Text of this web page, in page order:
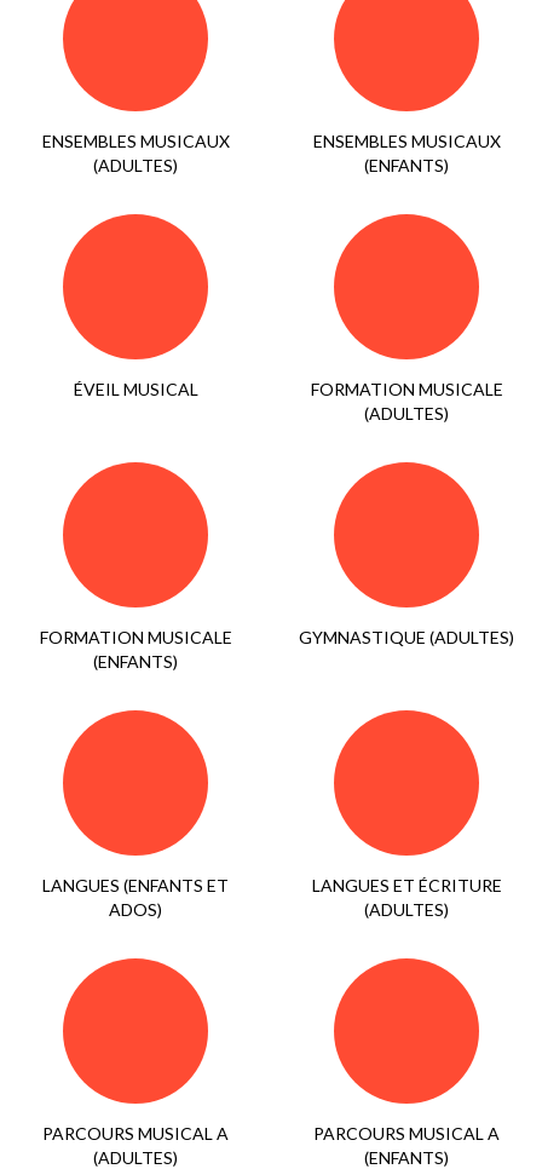
ENSEMBLES MUSICAUX
(ADULTES)
ENSEMBLES MUSICAUX
(ENFANTS)
ÉVEIL MUSICAL
FORMATION MUSICALE
(ADULTES)
FORMATION MUSICALE
(ENFANTS)
GYMNASTIQUE (ADULTES)
LANGUES (ENFANTS ET
ADOS)
LANGUES ET ÉCRITURE
(ADULTES)
PARCOURS MUSICAL A
(ADULTES)
PARCOURS MUSICAL A
(ENFANTS)